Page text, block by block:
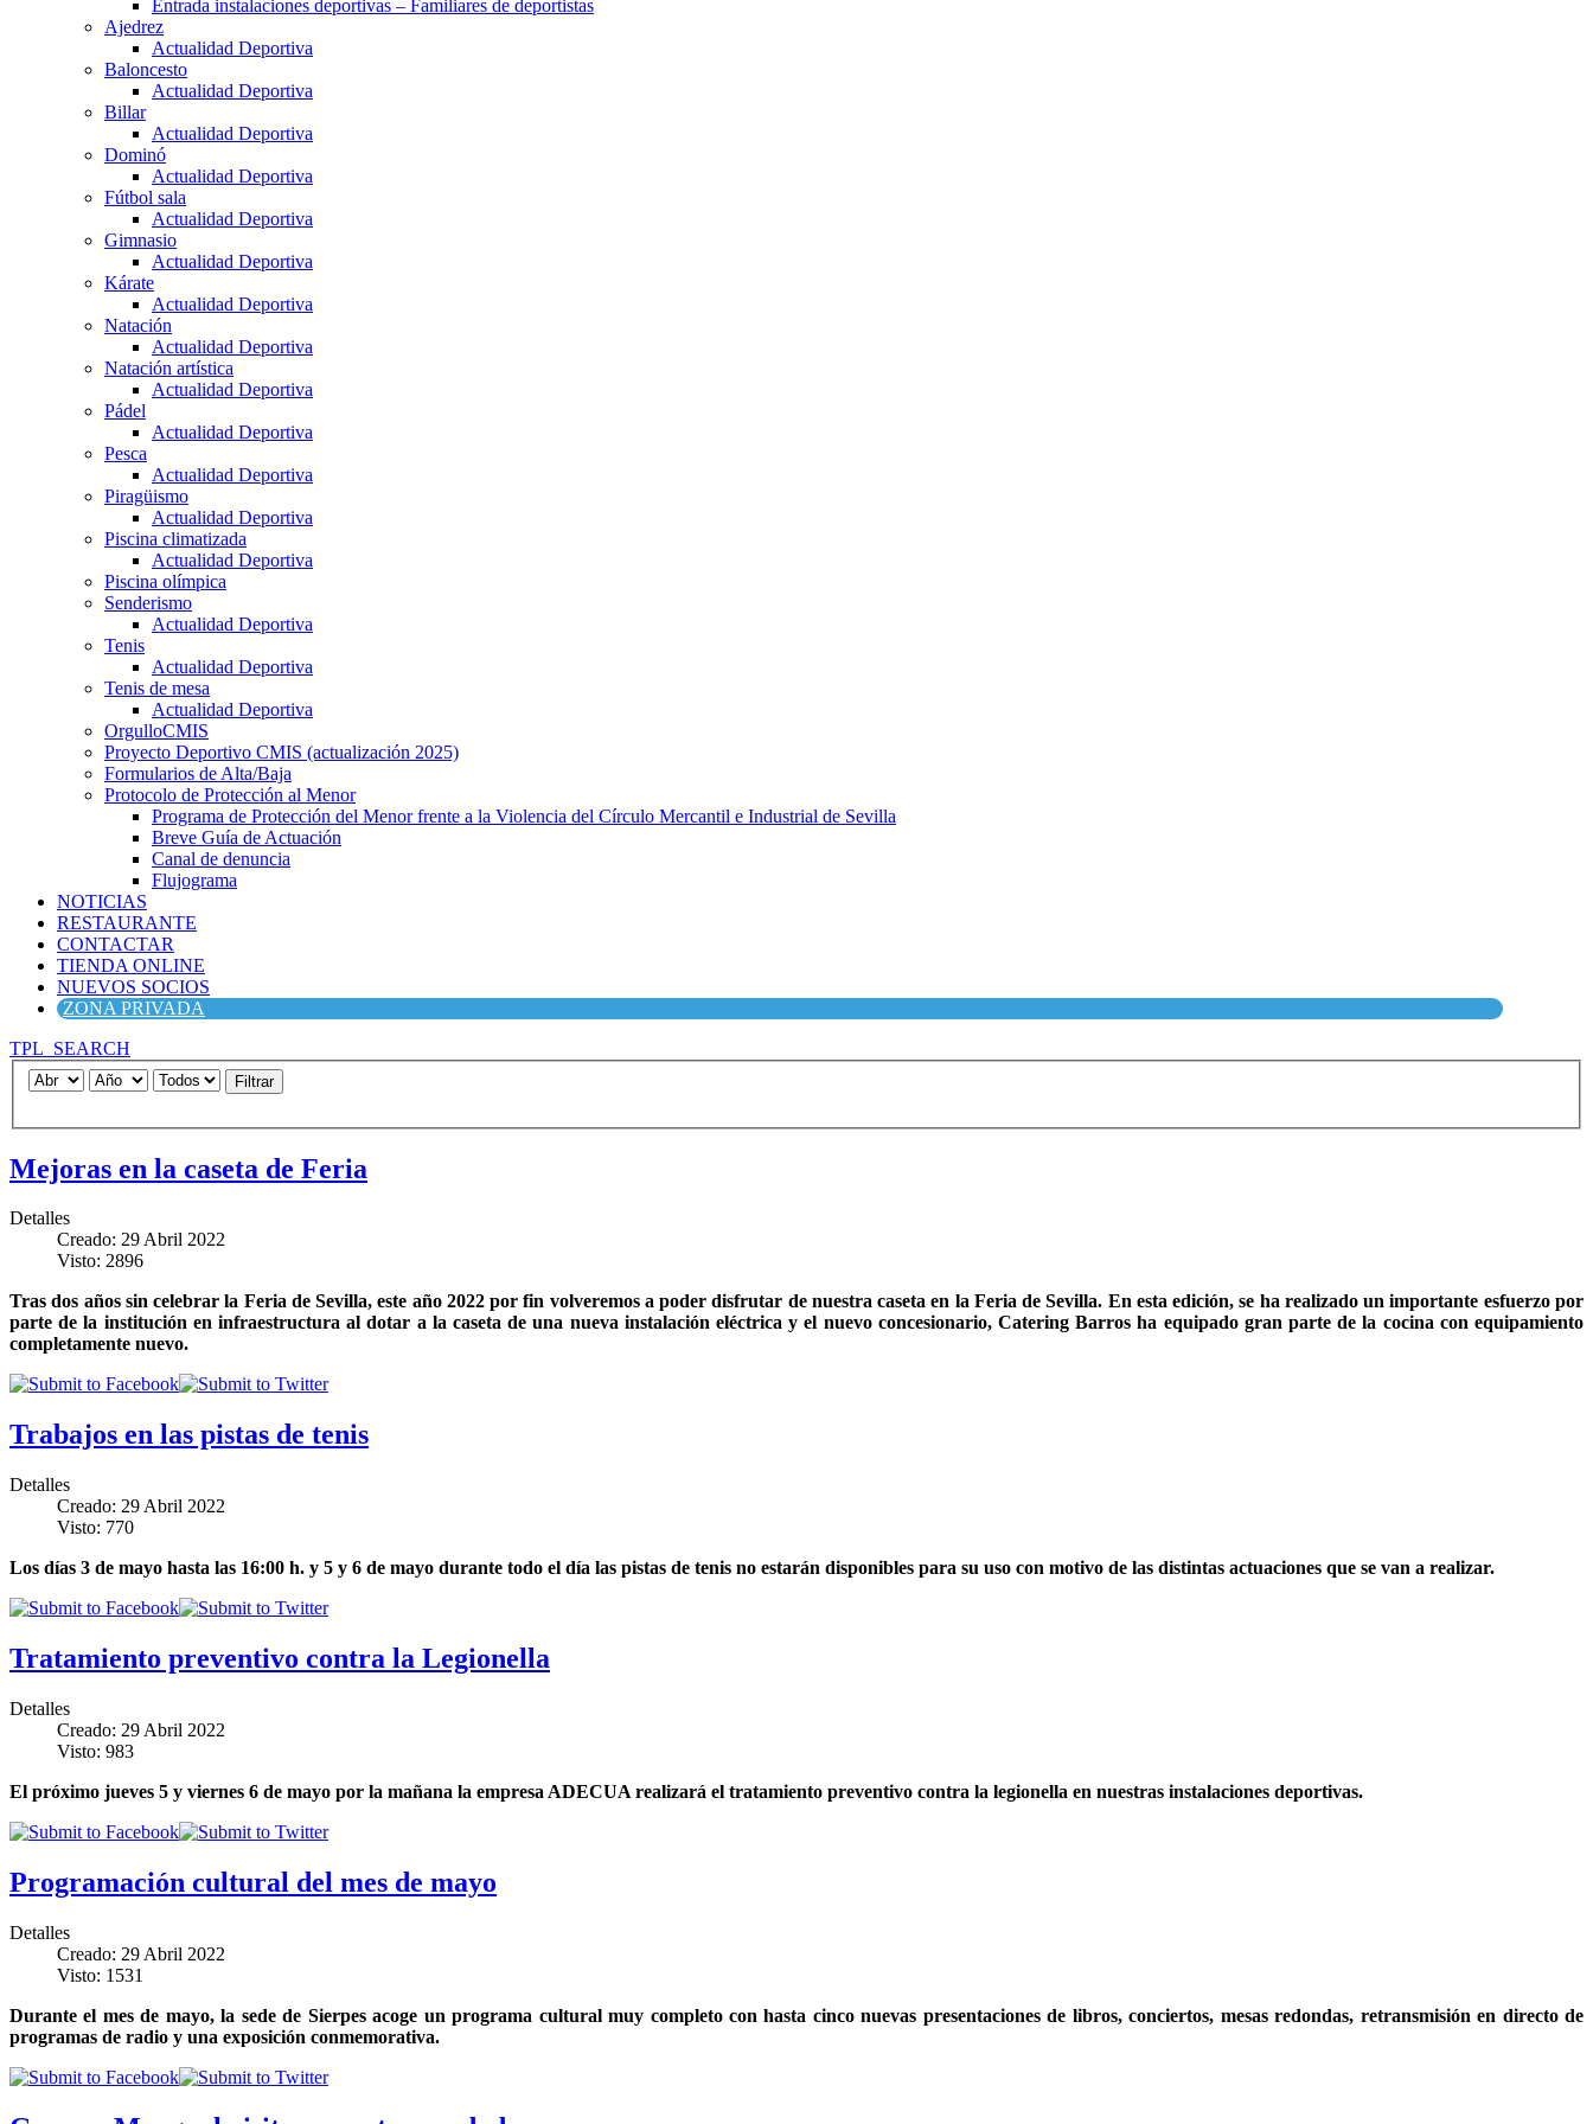
Entrada instalaciones deportivas – Familiares de deportistas
Ajedrez
Actualidad Deportiva
Baloncesto
Actualidad Deportiva
Billar
Actualidad Deportiva
Dominó
Actualidad Deportiva
Fútbol sala
Actualidad Deportiva
Gimnasio
Actualidad Deportiva
Kárate
Actualidad Deportiva
Natación
Actualidad Deportiva
Natación artística
Actualidad Deportiva
Pádel
Actualidad Deportiva
Pesca
Actualidad Deportiva
Piragüismo
Actualidad Deportiva
Piscina climatizada
Actualidad Deportiva
Piscina olímpica
Senderismo
Actualidad Deportiva
Tenis
Actualidad Deportiva
Tenis de mesa
Actualidad Deportiva
OrgulloCMIS
Proyecto Deportivo CMIS (actualización 2025)
Formularios de Alta/Baja
Protocolo de Protección al Menor
Programa de Protección del Menor frente a la Violencia del Círculo Mercantil e Industrial de Sevilla
Breve Guía de Actuación
Canal de denuncia
Flujograma
NOTICIAS
RESTAURANTE
CONTACTAR
TIENDA ONLINE
NUEVOS SOCIOS
ZONA PRIVADA
TPL_SEARCH
Filtrar
Mejoras en la caseta de Feria
Detalles
Creado: 29 Abril 2022
Visto: 2896
Tras dos años sin celebrar la Feria de Sevilla, este año 2022 por fin volveremos a poder disfrutar de nuestra caseta en la Feria de Sevilla. En esta edición, se ha realizado un importante esfuerzo por
parte de la institución en infraestructura al dotar a la caseta de una nueva instalación eléctrica y el nuevo concesionario, Catering Barros ha equipado gran parte de la cocina con equipamiento
completamente nuevo.
Trabajos en las pistas de tenis
Detalles
Creado: 29 Abril 2022
Visto: 770
Los días 3 de mayo hasta las 16:00 h. y 5 y 6 de mayo durante todo el día las pistas de tenis no estarán disponibles para su uso con motivo de las distintas actuaciones que se van a realizar.
Tratamiento preventivo contra la Legionella
Detalles
Creado: 29 Abril 2022
Visto: 983
El próximo jueves 5 y viernes 6 de mayo por la mañana la empresa ADECUA realizará el tratamiento preventivo contra la legionella en nuestras instalaciones deportivas.
Programación cultural del mes de mayo
Detalles
Creado: 29 Abril 2022
Visto: 1531
Durante el mes de mayo, la sede de Sierpes acoge un programa cultural muy completo con hasta cinco nuevas presentaciones de libros, conciertos, mesas redondas, retransmisión en directo de
programas de radio y una exposición conmemorativa.